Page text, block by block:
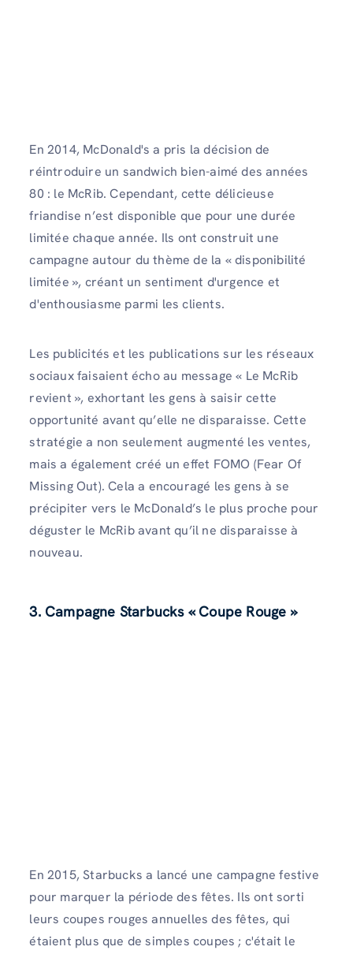
En 2014, McDonald's a pris la décision de
réintroduire un sandwich bien-aimé des années
80 : le McRib. Cependant, cette délicieuse
friandise n’est disponible que pour une durée
limitée chaque année. Ils ont construit une
campagne autour du thème de la « disponibilité
limitée », créant un sentiment d'urgence et
d'enthousiasme parmi les clients.
Les publicités et les publications sur les réseaux
sociaux faisaient écho au message « Le McRib
revient », exhortant les gens à saisir cette
opportunité avant qu’elle ne disparaisse. Cette
stratégie a non seulement augmenté les ventes,
mais a également créé un effet FOMO (Fear Of
Missing Out). Cela a encouragé les gens à se
précipiter vers le McDonald’s le plus proche pour
déguster le McRib avant qu’il ne disparaisse à
nouveau.
3. Campagne Starbucks « Coupe Rouge »
En 2015, Starbucks a lancé une campagne festive
pour marquer la période des fêtes. Ils ont sorti
leurs coupes rouges annuelles des fêtes, qui
étaient plus que de simples coupes ; c'était le